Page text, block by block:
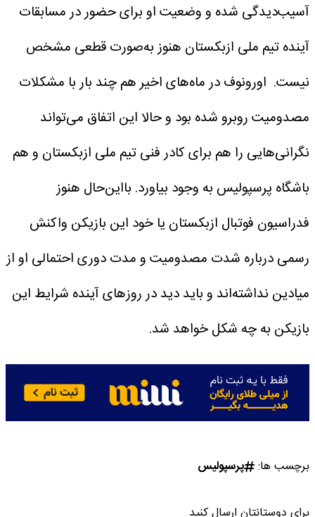
آسیب‌دیدگی شده و وضعیت او برای حضور در مسابقات
آینده تیم ملی ازبکستان هنوز به‌صورت قطعی مشخص
نیست. اورونوف در ماه‌های اخیر هم چند بار با مشکلات
مصدومیت روبرو شده بود و حالا این اتفاق می‌تواند
نگرانی‌هایی را هم برای کادر فنی تیم ملی ازبکستان و هم
باشگاه پرسپولیس به وجود بیاورد. بااین‌حال هنوز
فدراسیون فوتبال ازبکستان یا خود این بازیکن واکنش
رسمی درباره شدت مصدومیت و مدت دوری احتمالی او از
میادین نداشته‌اند و باید دید در روزهای آینده شرایط این
بازیکن به چه شکل خواهد شد.
برچسب ها: پرسپولیس
برای دوستانتان ارسال کنید